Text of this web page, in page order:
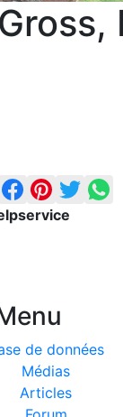
de données
Médias
Articles